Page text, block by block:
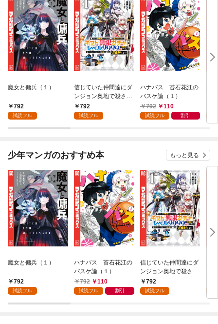
魔女と傭兵（１）
792
試読フル
信じていた仲間達にダ
ンジョン奥地で殺され
かけたがギフト『無限
ガチャ』でレベル９９
（１）
792
試読フル
ハナバス 苔石花江の
バスケ論（１）
792
110
試読フル 割引
追
強
～
（
少年マンガのおすすめ本 もっと見る
魔女と傭兵（１）
792
試読フル
ハナバス 苔石花江の
バスケ論（１）
792
110
試読フル 割引
信じていた仲間達にダ
ンジョン奥地で殺され
かけたがギフト『無限
ガチャ』でレベル９９
792
試読フル
追
強
～